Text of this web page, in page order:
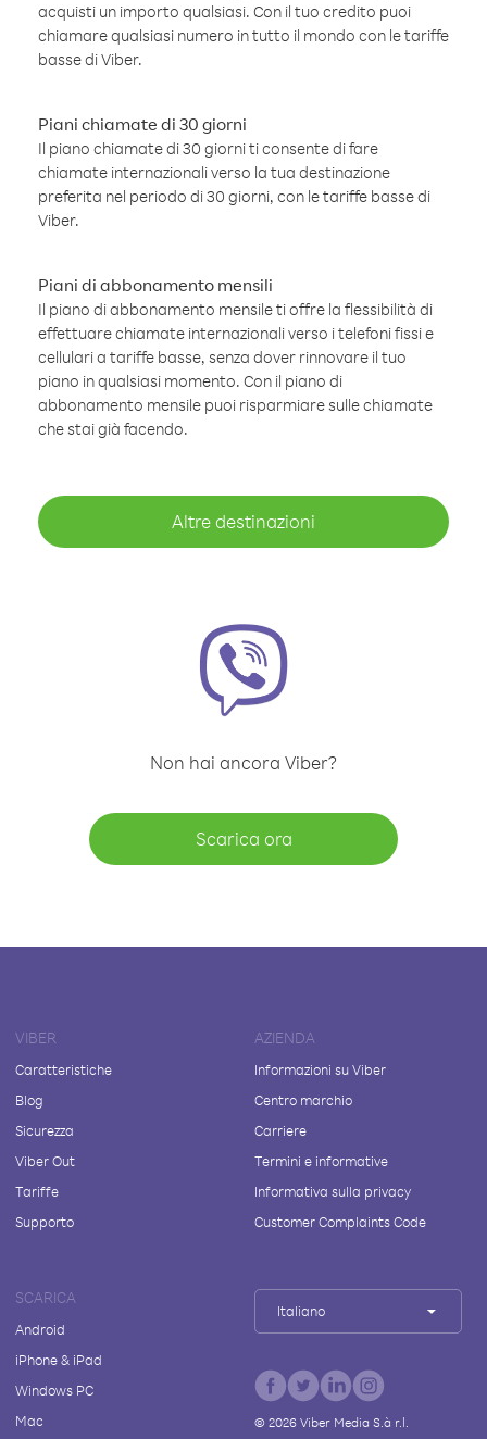
acquisti un importo qualsiasi. Con il tuo credito puoi
chiamare qualsiasi numero in tutto il mondo con le tariffe
basse di Viber.
Piani chiamate di 30 giorni
Il piano chiamate di 30 giorni ti consente di fare
chiamate internazionali verso la tua destinazione
preferita nel periodo di 30 giorni, con le tariffe basse di
Viber.
Piani di abbonamento mensili
Il piano di abbonamento mensile ti offre la flessibilità di
effettuare chiamate internazionali verso i telefoni fissi e
cellulari a tariffe basse, senza dover rinnovare il tuo
piano in qualsiasi momento. Con il piano di
abbonamento mensile puoi risparmiare sulle chiamate
che stai già facendo.
Altre destinazioni
Non hai ancora Viber?
Scarica ora
VIBER
Caratteristiche
Blog
Sicurezza
Viber Out
Tariffe
Supporto
AZIENDA
Informazioni su Viber
Centro marchio
Carriere
Termini e informative
Informativa sulla privacy
Customer Complaints Code
SCARICA
Android
iPhone & iPad
Windows PC
Mac
Italiano
© 2026Viber Media S.à r.l.